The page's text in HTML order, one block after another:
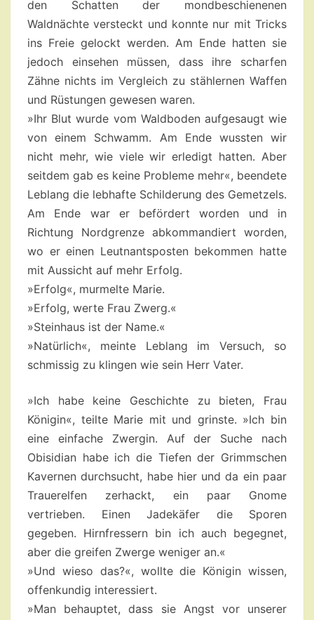
den Schatten der mondbeschienenen
Waldnächte versteckt und konnte nur mit Tricks
ins Freie gelockt werden. Am Ende hatten sie
jedoch einsehen müssen, dass ihre scharfen
Zähne nichts im Vergleich zu stählernen Waffen
und Rüstungen gewesen waren.
»Ihr Blut wurde vom Waldboden aufgesaugt wie
von einem Schwamm. Am Ende wussten wir
nicht mehr, wie viele wir erledigt hatten. Aber
seitdem gab es keine Probleme mehr«, beendete
Leblang die lebhafte Schilderung des Gemetzels.
Am Ende war er befördert worden und in
Richtung Nordgrenze abkommandiert worden,
wo er einen Leutnantsposten bekommen hatte
mit Aussicht auf mehr Erfolg.
»Erfolg«, murmelte Marie.
»Erfolg, werte Frau Zwerg.«
»Steinhaus ist der Name.«
»Natürlich«, meinte Leblang im Versuch, so
schmissig zu klingen wie sein Herr Vater.
»Ich habe keine Geschichte zu bieten, Frau
Königin«, teilte Marie mit und grinste. »Ich bin
eine einfache Zwergin. Auf der Suche nach
Obisidian habe ich die Tiefen der Grimmschen
Kavernen durchsucht, habe hier und da ein paar
Trauerelfen zerhackt, ein paar Gnome
vertrieben. Einen Jadekäfer die Sporen
gegeben. Hirnfressern bin ich auch begegnet,
aber die greifen Zwerge weniger an.«
»Und wieso das?«, wollte die Königin wissen,
offenkundig interessiert.
»Man behauptet, dass sie Angst vor unserer